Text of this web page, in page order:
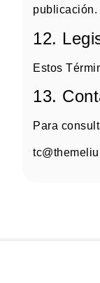
publicación.
12.
Estos
13.
Para